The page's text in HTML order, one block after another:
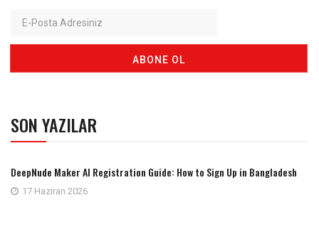
SON YAZILAR
DeepNude Maker AI Registration Guide: How to Sign Up in Bangladesh
17 Haziran 2026